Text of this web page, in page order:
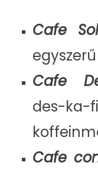
Cafe
Cafe
des-
Cafe